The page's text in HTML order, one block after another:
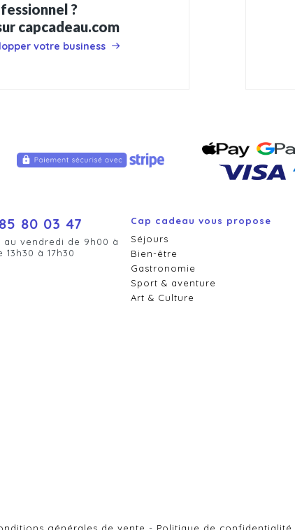
?
capcadeau.com
votre business
80 03 47
au vendredi de 9h00 à
13h30 à 17h30
Cap cadeau vous propose
Séjours
Bien-être
Gastronomie
Sport & aventure
Art & Culture